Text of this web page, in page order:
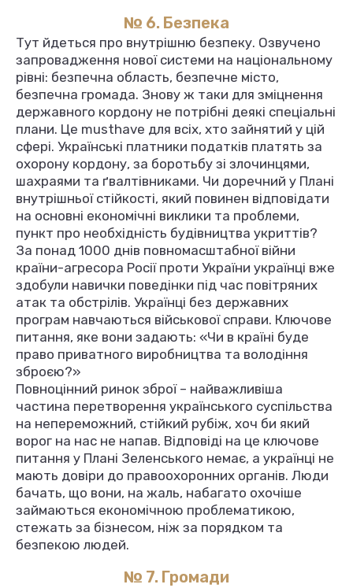
№ 6. Безпека
Тут йдеться про внутрішню безпеку. Озвучено
запровадження нової системи на національному
рівні: безпечна область, безпечне місто,
безпечна громада. Знову ж таки для зміцнення
державного кордону не потрібні деякі спеціальні
плани. Це musthave для всіх, хто зайнятий у цій
сфері. Українські платники податків платять за
охорону кордону, за боротьбу зі злочинцями,
шахраями та ґвалтівниками. Чи доречний у Плані
внутрішньої стійкості, який повинен відповідати
на основні економічні виклики та проблеми,
пункт про необхідність будівництва укриттів?
За понад 1000 днів повномасштабної війни
країни-агресора Росії проти України українці вже
здобули навички поведінки під час повітряних
атак та обстрілів. Українці без державних
програм навчаються військової справи. Ключове
питання, яке вони задають: «Чи в країні буде
право приватного виробництва та володіння
зброєю?»
Повноцінний ринок зброї – найважливіша
частина перетворення українського суспільства
на непереможний, стійкий рубіж, хоч би який
ворог на нас не напав. Відповіді на це ключове
питання у Плані Зеленського немає, а українці не
мають довіри до правоохоронних органів. Люди
бачать, що вони, на жаль, набагато охочіше
займаються економічною проблематикою,
стежать за бізнесом, ніж за порядком та
безпекою людей.
№ 7. Громади